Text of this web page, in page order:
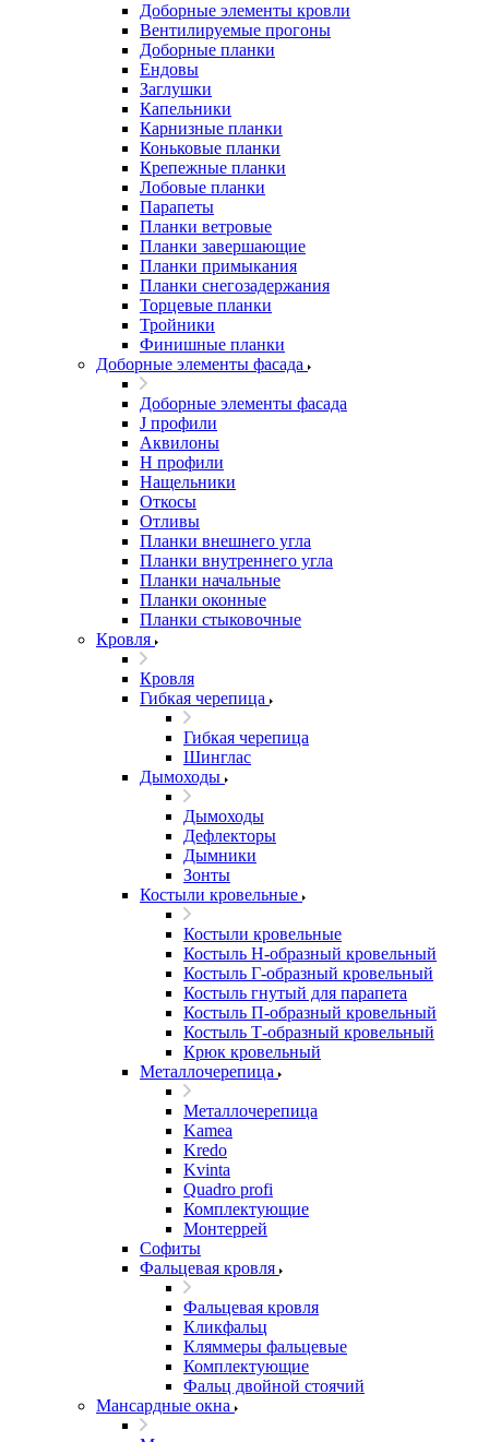
Доборные элементы кровли
Вентилируемые прогоны
Доборные планки
Ендовы
Заглушки
Капельники
Карнизные планки
Коньковые планки
Крепежные планки
Лобовые планки
Парапеты
Планки ветровые
Планки завершающие
Планки примыкания
Планки снегозадержания
Торцевые планки
Тройники
Финишные планки
Доборные элементы фасада
Доборные элементы фасада
J профили
Аквилоны
Н профили
Нащельники
Откосы
Отливы
Планки внешнего угла
Планки внутреннего угла
Планки начальные
Планки оконные
Планки стыковочные
Кровля
Кровля
Гибкая черепица
Гибкая черепица
Шинглас
Дымоходы
Дымоходы
Дефлекторы
Дымники
Зонты
Костыли кровельные
Костыли кровельные
Костыль H-образный кровельный
Костыль Г-образный кровельный
Костыль гнутый для парапета
Костыль П-образный кровельный
Костыль Т-образный кровельный
Крюк кровельный
Металлочерепица
Металлочерепица
Kamea
Kredo
Kvinta
Quadro profi
Комплектующие
Монтеррей
Софиты
Фальцевая кровля
Фальцевая кровля
Кликфальц
Кляммеры фальцевые
Комплектующие
Фальц двойной стоячий
Мансардные окна